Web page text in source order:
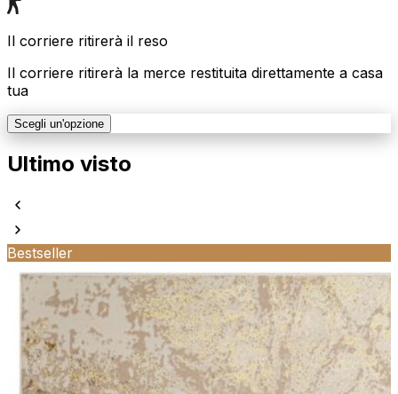
Il corriere ritirerà il reso
Il corriere ritirerà la merce restituita direttamente a casa
tua
Scegli un'opzione
Ultimo visto
Bestseller